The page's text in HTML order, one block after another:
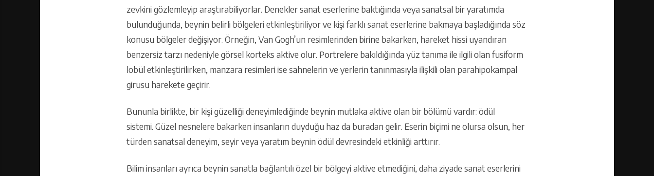
zevkini gözlemleyip araştırabiliyorlar. Denekler sanat eserlerine baktığında veya sanatsal bir yaratımda
bulunduğunda, beynin belirli bölgeleri etkinleştiriliyor ve kişi farklı sanat eserlerine bakmaya başladığında söz
konusu bölgeler değişiyor. Örneğin, Van Gogh’un resimlerinden birine bakarken, hareket hissi uyandıran
benzersiz tarzı nedeniyle görsel korteks aktive olur. Portrelere bakıldığında yüz tanıma ile ilgili olan fusiform
lobül etkinleştirilirken, manzara resimleri ise sahnelerin ve yerlerin tanınmasıyla ilişkili olan parahipokampal
girusu harekete geçirir.
Bununla birlikte, bir kişi güzelliği deneyimlediğinde beynin mutlaka aktive olan bir bölümü vardır: ödül
sistemi. Güzel nesnelere bakarken insanların duyduğu haz da buradan gelir. Eserin biçimi ne olursa olsun, her
türden sanatsal deneyim, seyir veya yaratım beynin ödül devresindeki etkinliği arttırır.
Bilim insanları ayrıca beynin sanatla bağlantılı özel bir bölgeyi aktive etmediğini, daha ziyade sanat eserlerini